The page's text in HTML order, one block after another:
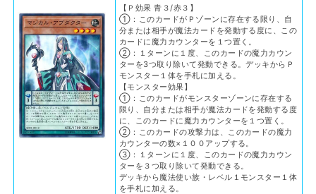
【Ｐ効果 青３/赤３】
①：このカードがＰゾーンに存在する限り、自
分または相手が魔法カードを発動する度に、この
カードに魔力カウンターを１つ置く。
②：１ターンに１度、このカードの魔力カウン
ターを3つ取り除いて発動できる。デッキからＰ
モンスター１体を手札に加える。
【モンスター効果】
①：このカードがモンスターゾーンに存在する
限り、自分または相手が魔法カードを発動する度
に、このカードに魔力カウンターを１つ置く。
②：このカードの攻撃力は、このカードの魔力
カウンターの数×１００アップする。
③：１ターンに１度、このカードの魔力カウン
ターを３つ取り除いて発動できる。
デッキから魔法使い族・レベル１モンスター１体
を手札に加える。